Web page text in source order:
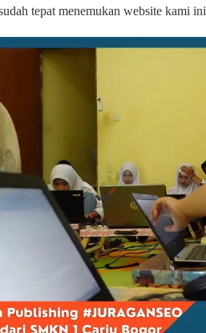
tepat menemukan website kami ini